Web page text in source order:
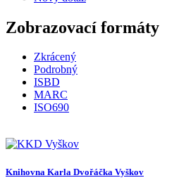
Zobrazovací formáty
Zkrácený
Podrobný
ISBD
MARC
ISO690
Knihovna Karla Dvořáčka Vyškov